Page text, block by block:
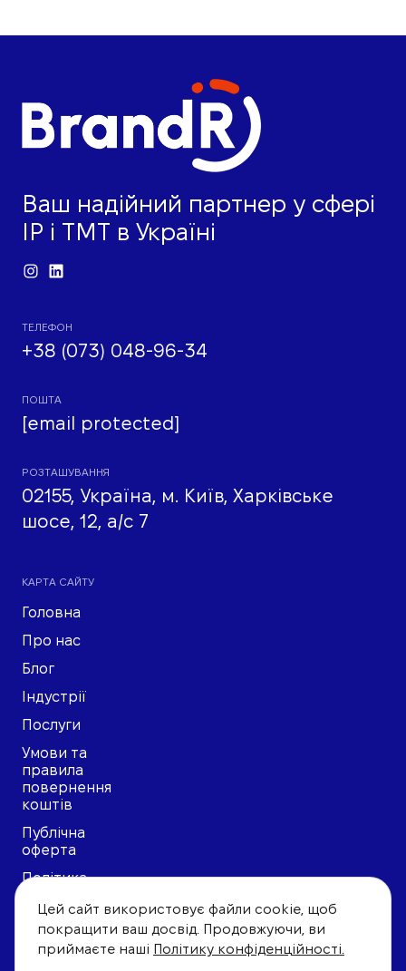
Ваш надійний партнер у сфері
IP і ТМТ в Україні
ТЕЛЕФОН
+38 (073) 048-96-34
ПОШТА
[email protected]
РОЗТАШУВАННЯ
02155, Україна, м. Київ, Харківське
шосе, 12, а/с 7
КАРТА САЙТУ
Головна
Про нас
Блог
Індустрії
Послуги
Умови та
правила
повернення
коштів
Публічна
оферта
Політика
Угода
користувача
Цей сайт використовує файли cookie, щоб
покращити ваш досвід. Продовжуючи, ви
приймаєте наші Політику конфіденційності.